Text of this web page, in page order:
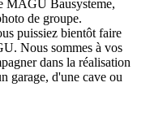
puissiez bientôt faire
Nous sommes à vos
dans la réalisation
garage, d'une cave ou